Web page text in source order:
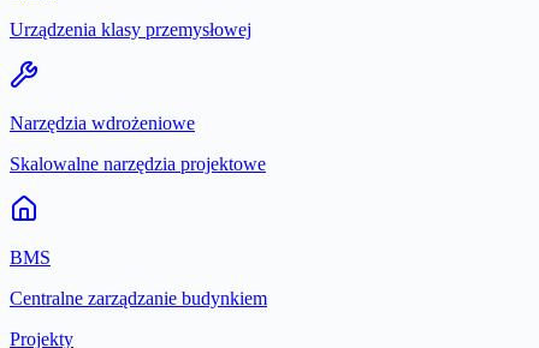
Urządzenia klasy przemysłowej
Narzędzia wdrożeniowe
Skalowalne narzędzia projektowe
BMS
Centralne zarządzanie budynkiem
Projekty